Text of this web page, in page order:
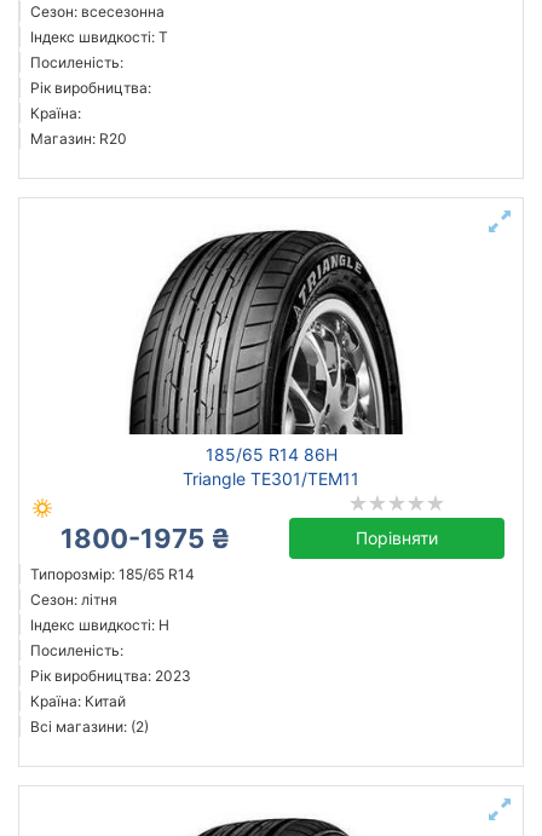
Сезон: всесезонна
Індекс швидкості: T
Посиленість:
Рік виробництва:
Країна:
Магазин: R20
185/65 R14 86H
Triangle TE301/TEM11
1800-1975 ₴ Порівняти
Типорозмір: 185/65 R14
Сезон: літня
Індекс швидкості: H
Посиленість:
Рік виробництва: 2023
Країна: Китай
Всі магазини: (2)